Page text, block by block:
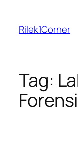
content
Rilek1Corner
Tag: